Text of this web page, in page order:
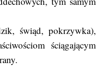
świąd, pokrzywka),
ściągającym